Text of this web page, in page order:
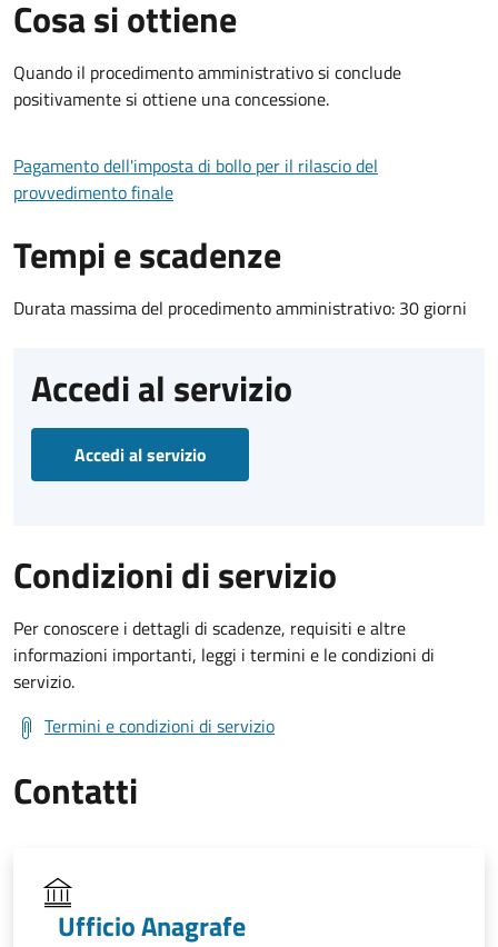
Cosa si ottiene
Quando il procedimento amministrativo si conclude
positivamente si ottiene una concessione.
Pagamento dell'imposta di bollo per il rilascio del
provvedimento finale
Tempi e scadenze
Durata massima del procedimento amministrativo: 30 giorni
Accedi al servizio
Accedi al servizio
Condizioni di servizio
Per conoscere i dettagli di scadenze, requisiti e altre
informazioni importanti, leggi i termini e le condizioni di
servizio.
Termini e condizioni di servizio
Contatti
Ufficio Anagrafe